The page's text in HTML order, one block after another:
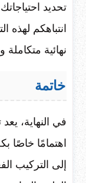
تحديد
انتباهكم
نهائية متكاملة
خاتمة
في النهاية،
اهتمامًا خاصًا
إلى التركيب